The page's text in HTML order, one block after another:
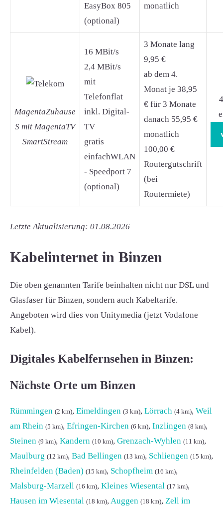
EasyBox 805
(optional)
monatlich
MagentaZuhause
S mit MagentaTV
SmartStream
16 MBit/s
2,4 MBit/s
mit
Telefonflat
inkl. Digital-
TV
gratis
einfachWLAN
- Speedport 7
(optional)
3 Monate lang
9,95 €
ab dem 4.
Monat je 38,95
€ für 3 Monate
danach 55,95 €
monatlich
100,00 €
Routergutschrift
(bei
Routermiete)
Letzte Aktualisierung: 01.08.2026
Kabelinternet in Binzen
Die oben genannten Tarife beinhalten nicht nur DSL und
Glasfaser für Binzen, sondern auch Kabeltarife.
Angeboten wird dies von Unitymedia (jetzt Vodafone
Kabel).
Digitales Kabelfernsehen in Binzen:
Nächste Orte um Binzen
Rümmingen (2 km), Eimeldingen (3 km), Lörrach (4 km), Weil
am Rhein (5 km), Efringen-Kirchen (6 km), Inzlingen (8 km),
Steinen (9 km), Kandern (10 km), Grenzach-Wyhlen (11 km),
Maulburg (12 km), Bad Bellingen (13 km), Schliengen (15 km),
Rheinfelden (Baden) (15 km), Schopfheim (16 km),
Malsburg-Marzell (16 km), Kleines Wiesental (17 km),
Hausen im Wiesental (18 km), Auggen (18 km), Zell im